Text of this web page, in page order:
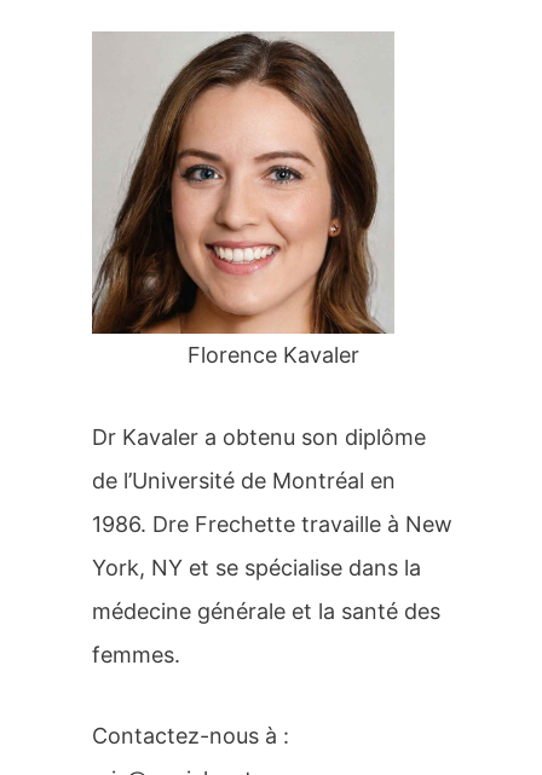
:
Florence Kavaler
Dr Kavaler a obtenu son diplôme
de l’Université de Montréal en
1986. Dre Frechette travaille à New
York, NY et se spécialise dans la
médecine générale et la santé des
femmes.
Contactez-nous à :